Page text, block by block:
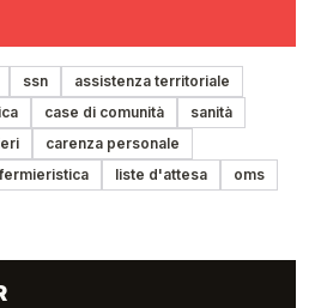
ssn
assistenza territoriale
case di comunità
sanità
carenza personale
liste d'attesa
oms